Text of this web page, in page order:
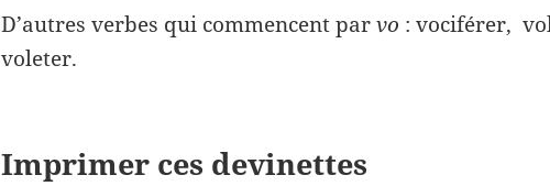
D’autres verbes qui commencent parvo : vociférer,
voleter.
Imprimer ces devinettes